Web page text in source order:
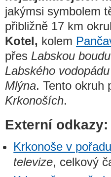
jakýmsi symbolem
přibližně 17 km
Kotel, kolem
přes Labskou boudu
Labského vodopádu
Mlýna. Tento okruh
Krkonoších.
Externí odkazy:
Krkonoše v
televize, celkový